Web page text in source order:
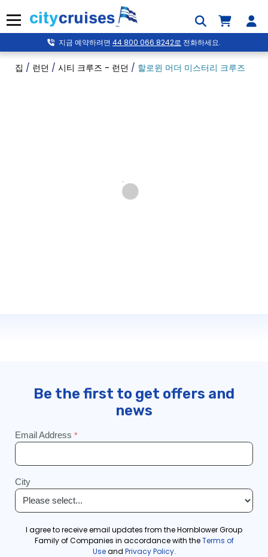
건
메뉴
지금 예약하려면 44 800 066 8242로 전화하세요.
집 / 런던 / 시티 크루즈 - 런던 / 할로윈 머더 미스터리 크루즈